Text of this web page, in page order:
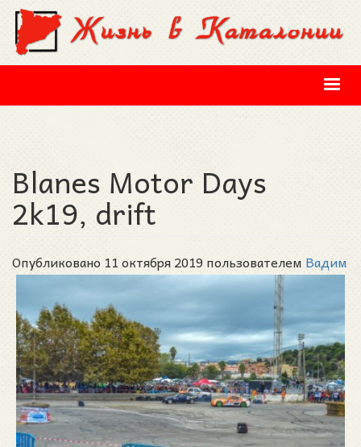
Перейти к основному содержанию
Blanes Motor Days
2k19, drift
Опубликовано 11 октября 2019 пользователем Вадим